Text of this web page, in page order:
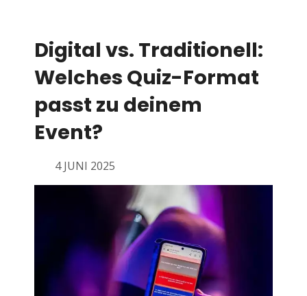
Digital vs. Traditionell:
Welches Quiz-Format
passt zu deinem
Event?
4 JUNI 2025